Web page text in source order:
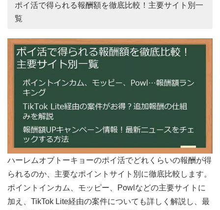
ポイ活で得られる報酬額を徹底比較！主要サイト別一
覧
ハーレムオブトーキョーのポイ活でどれくらいの報酬が得
られるのか、主要なポイントサイト別に徹底比較します。
ポイントインカム、モッピー、Powlなどの主要サイトに
加え、TikTok Lite経由の案件についても詳しく解説し、最